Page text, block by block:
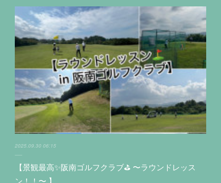
2025.09.30 06:15
【景観最高✨阪南ゴルフクラブ⛳️ 〜ラウンドレッス
ン！！〜 】